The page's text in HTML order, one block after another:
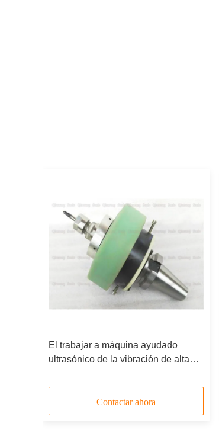
El trabajar a máquina ayudado
ultrasónico de la vibración de alta
ayudado velocidad ultrasónica del
Contactar ahora